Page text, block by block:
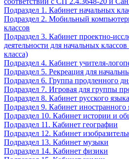
Подраздел 1. Кабинет начальных
Подраздел 2. Мобильный
классов
Подраздел 3. Кабинет проектно-
деятельности для начальных
класса)
Подраздел 4. Кабинет учителя-
Подраздел 5. Рекреация для
Подраздел 6. Группа продленного
Подраздел 7. Игровая для группы
Подраздел 8. Кабинет русского
Подраздел 9. Кабинет иностранного
Подраздел 10. Кабинет истории и
Подраздел 11. Кабинет географии
Подраздел 12. Кабинет
Подраздел 13. Кабинет музыки
Подраздел 14. Кабинет физики